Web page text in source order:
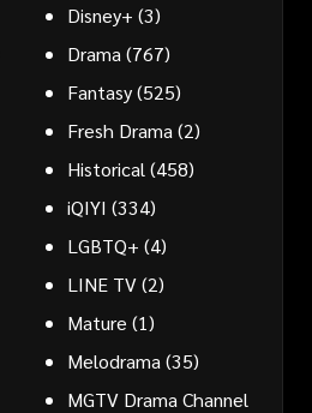
Disney+ (3)
Drama (767)
Fantasy(525)
Fresh Drama (2)
Historical (458)
iQIYI (334)
LGBTQ+ (4)
LINE TV(2)
Mature (1)
Melodrama (35)
MGTV Drama Channel